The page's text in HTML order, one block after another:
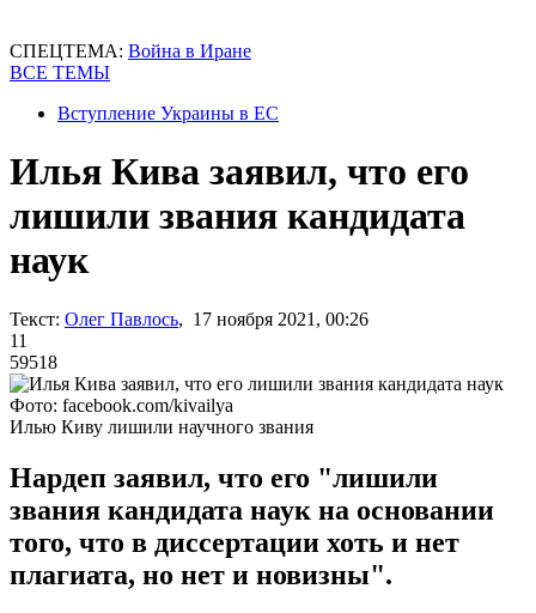
СПЕЦТЕМА: Война в Иране
ВСЕ ТЕМЫ
Вступление Украины в ЕС
Илья Кива заявил, что его
лишили звания кандидата
наук
Текст: Олег Павлось, 17 ноября 2021, 00:26
11
59518
Фото: facebook.com/kivailya
Илью Киву лишили научного звания
Нардеп заявил, что его "лишили
звания кандидата наук на основании
того, что в диссертации хоть и нет
плагиата, но нет и новизны".